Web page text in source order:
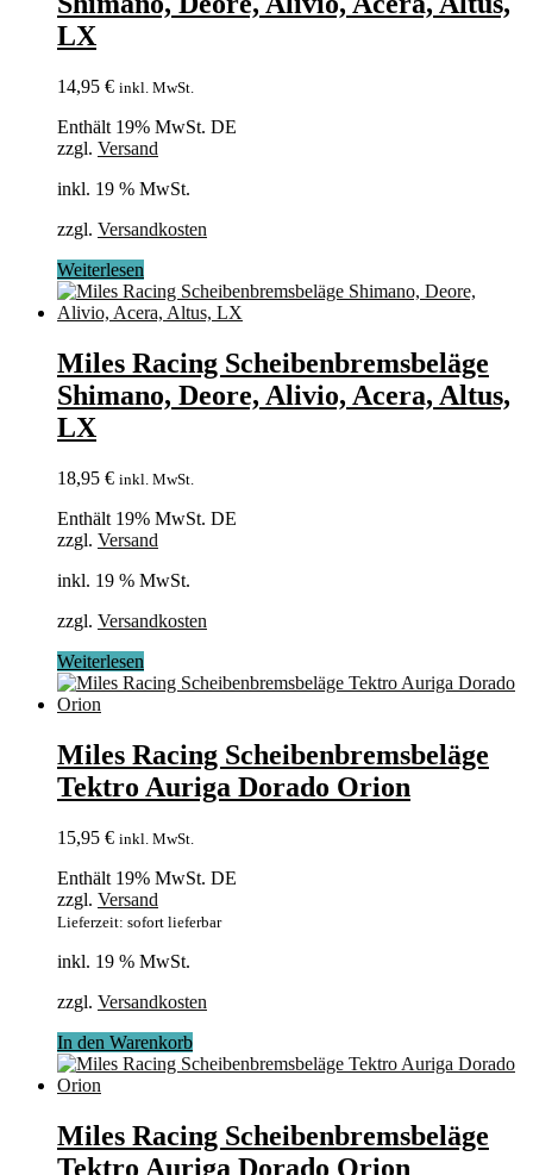
LX
14,95 € inkl. MwSt.
Enthält 19% MwSt. DE
zzgl. Versand
inkl. 19 % MwSt.
zzgl. Versandkosten
Weiterlesen
Miles Racing Scheibenbremsbeläge
Shimano, Deore, Alivio, Acera, Altus,
LX
18,95 € inkl. MwSt.
Enthält 19% MwSt. DE
zzgl. Versand
inkl. 19 % MwSt.
zzgl. Versandkosten
Weiterlesen
Miles Racing Scheibenbremsbeläge
Tektro Auriga Dorado Orion
15,95 € inkl. MwSt.
Enthält 19% MwSt. DE
zzgl. Versand
Lieferzeit: sofort lieferbar
inkl. 19 % MwSt.
zzgl. Versandkosten
In den Warenkorb
Miles Racing Scheibenbremsbeläge
Tektro Auriga Dorado Orion